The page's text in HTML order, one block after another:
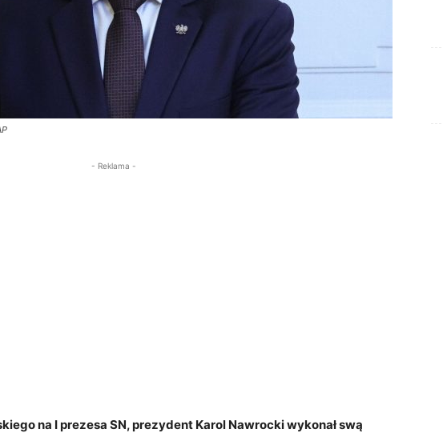
- Reklama -
na I prezesa SN, prezydent Karol Nawrocki wykonał swą